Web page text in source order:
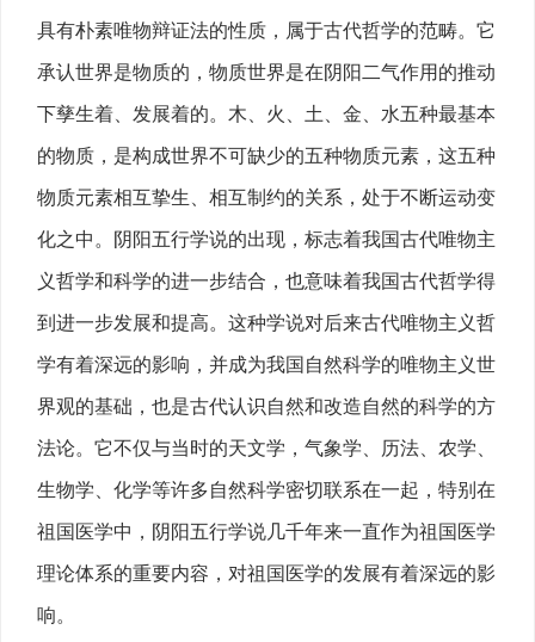
具有朴素唯物辩证法的性质，属于古代哲学的范畴。它
承认世界是物质的，物质世界是在阴阳二气作用的推动
下孳生着、发展着的。木、火、土、金、水五种最基本
的物质，是构成世界不可缺少的五种物质元素，这五种
物质元素相互挚生、相互制约的关系，处于不断运动变
化之中。阴阳五行学说的出现，标志着我国古代唯物主
义哲学和科学的进一步结合，也意味着我国古代哲学得
到进一步发展和提高。这种学说对后来古代唯物主义哲
学有着深远的影响，并成为我国自然科学的唯物主义世
界观的基础，也是古代认识自然和改造自然的科学的方
法论。它不仅与当时的天文学，气象学、历法、农学、
生物学、化学等许多自然科学密切联系在一起，特别在
祖国医学中，阴阳五行学说几千年来一直作为祖国医学
理论体系的重要内容，对祖国医学的发展有着深远的影
响。